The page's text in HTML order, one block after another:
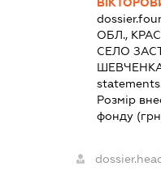
ОБЛ.,
СЕЛО
Розмір
фонду